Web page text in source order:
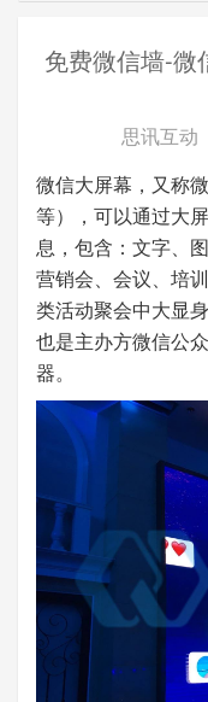
免费微信墙-微
思讯互动
微信大屏幕，又称
等），可以通过大
息，包含：文字、
营销会、会议、培
类活动聚会中大显
也是主办方微信公
器。